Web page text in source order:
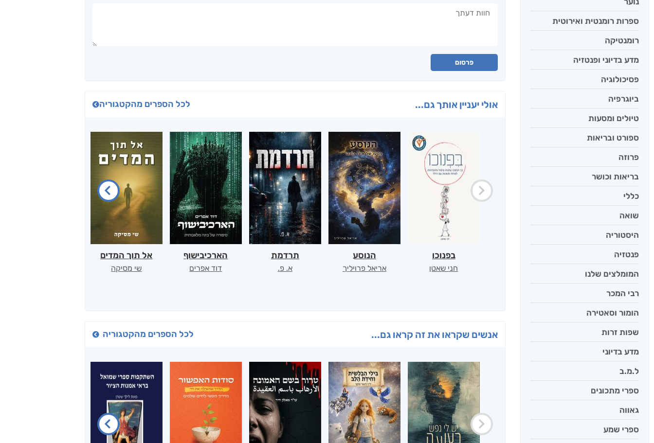
ספרות רומנטית ואירוטית
רומנטיקה
מדע בדיוני ופנטזיה
פסיכולוגיה
ביוגרפיה
טיולים ומסעות
ספורט ובריאות
פרוזה
בריאות וכושר
כללי
שואה
היסטוריה
פנטזיה
המומלצים שלנו
רבי המכר
הומור וסאטירה
שפות זרות
מדע בדיוני
ל.מ.ב
ספרי מתכונים
גאווה
ספרי שמע
פרסום
אולי יעניין אותך גם... לכל הספרים מהקטגוריה
בפנוכו
חני שאטן
הנוסע
אריאל פרויליך
תרדמת
א. פ.
הארכיבישוף
דוד אפרים
אל תוך המדים
שי מסיקה
אנשים שקראו את זה קראו גם... לכל הספרים מהקטגוריה